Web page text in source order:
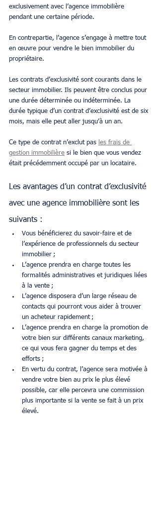
exclusivement avec l’agence immobilière
pendant une certaine période.
En contrepartie, l’agence s’engage à mettre tout
en œuvre pour vendre le bien immobilier du
propriétaire.
Les contrats d’exclusivité sont courants dans le
secteur immobilier. Ils peuvent être conclus pour
une durée déterminée ou indéterminée. La
durée typique d’un contrat d’exclusivité est de six
mois, mais elle peut aller jusqu’à un an.
Ce type de contrat n’exclut pas les frais de
gestion immobilière si le bien que vous vendez
était précédemment occupé par un locataire.
Les avantages d’un contrat d’exclusivité
avec une agence immobilière sont les
suivants :
Vous bénéficierez du savoir-faire et de
l’expérience de professionnels du secteur
immobilier ;
L’agence prendra en charge toutes les
formalités administratives et juridiques liées
à la vente ;
L’agence disposera d’un large réseau de
contacts qui pourront vous aider à trouver
un acheteur rapidement ;
L’agence prendra en charge la promotion de
votre bien sur différents canaux marketing,
ce qui vous fera gagner du temps et des
efforts ;
En vertu du contrat, l’agence sera motivée à
vendre votre bien au prix le plus élevé
possible, car elle percevra une commission
plus importante si la vente se fait à un prix
élevé.